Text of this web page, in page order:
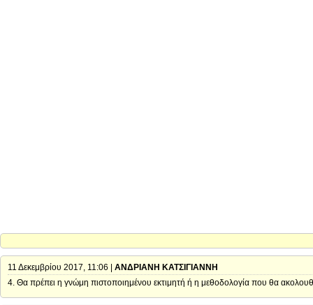
11 Δεκεμβρίου 2017, 11:06 | ΑΝΔΡΙΑΝΗ ΚΑΤΣΙΓΙΑΝΝΗ
4. Θα πρέπει η γνώμη πιστοποιημένου εκτιμητή ή η μεθοδολογία που θα